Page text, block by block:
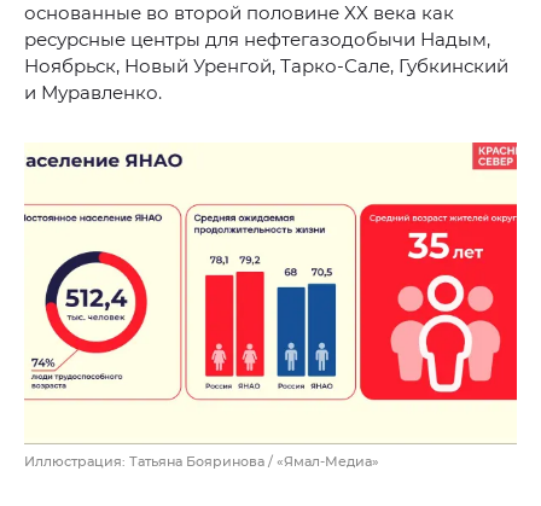
основанные во второй половине XX века как
ресурсные центры для нефтегазодобычи Надым,
Ноябрьск, Новый Уренгой, Тарко-Сале, Губкинский
и Муравленко.
Иллюстрация: Татьяна Бояринова / «Ямал-Медиа»